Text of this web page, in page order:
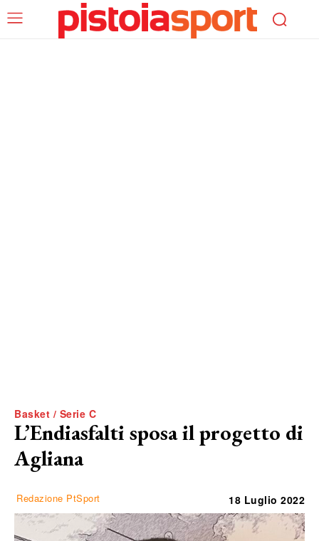
Basket / Serie C
L’Endiasfalti sposa il progetto di
Agliana
Redazione PtSport 18 Luglio 2022